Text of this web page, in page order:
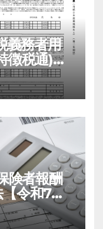
義務者用
徴税通)の
【令和7
険者報酬
【令和7